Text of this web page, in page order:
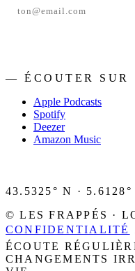
— ÉCOUTER SUR
Apple Podcasts
Spotify
Deezer
Amazon Music
43.5325° N · 5.6128°
© LES FRAPPÉS ·
CONFIDENTIALITÉ
ÉCOUTE
CHANGEMENTS